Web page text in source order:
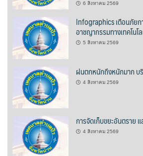
นะลาวิวรีสอร์ท
นาต้นบัวโฮมสเตย์
น่านปัว รีสอร์ท
นาเหล่า เก๊าสลี โฮมสเตย์
นาไผ่ปัววิว
บวกบัววิวรีสอร์ท
บ้านกังหัน @ ปัวคอทเทจ
6 สิงหาคม 2569
Infographics เตือนภัย
อาชญากรรมทางเทคโนโ
5 สิงหาคม 2569
ฝนตกหนักถึงหนักมาก บ
4 สิงหาคม 2569
การจัดเก็บขยะอันตราย
4 สิงหาคม 2569